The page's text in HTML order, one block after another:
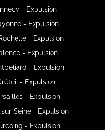
- Expulsion
- Expulsion
- Expulsion
- Expulsion
- Expulsion
- Expulsion
- Expulsion
Seine - Expulsion
- Expulsion